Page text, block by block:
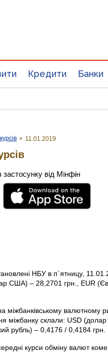
Кредити Банки
» 11.01.2019
від Мінфін
НБУ в п`ятницу,
США) – 28,2701 грн., EUR
міжбанківському валютному
міжбанку склали: USD
рубль) – 0,4176 / 0,4184 грн.
курси обміну валют